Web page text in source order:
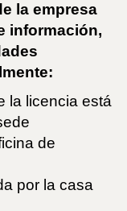
la empresa
información,
la licencia está
de
por la casa